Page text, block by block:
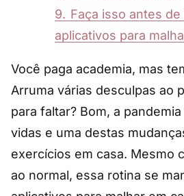
9. Faça isso antes de
aplicativos para
Você paga academia, mas
Arruma várias desculpas ao
para faltar? Bom, a
vidas e uma destas
exercícios em casa. Mesmo
ao normal, essa rotina se